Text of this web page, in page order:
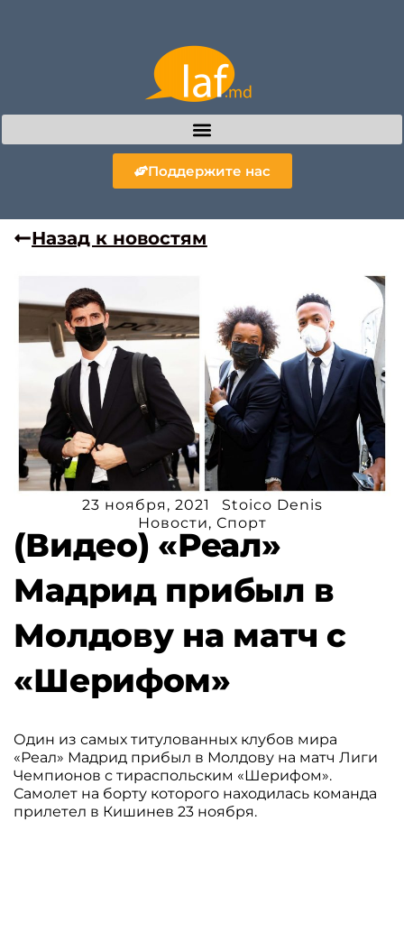
Поддержите нас
Назад к новостям
23 ноября, 2021
Stoico Denis
Новости, Спорт
(Видео) «Реал»
Мадрид прибыл в
Молдову на матч с
«Шерифом»
Один из самых титулованных клубов мира
«Реал» Мадрид прибыл в Молдову на матч Лиги
Чемпионов с тираспольским «Шерифом».
Самолет на борту которого находилась команда
прилетел в Кишинев 23 ноября.